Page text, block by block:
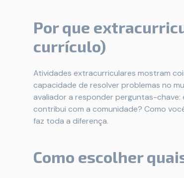
Por que
currículo)
Atividades extracurriculares mostram
capacidade de resolver problemas no
avaliador a responder perguntas-
contribui com a comunidade? Como
faz toda a diferença.
Como escolher